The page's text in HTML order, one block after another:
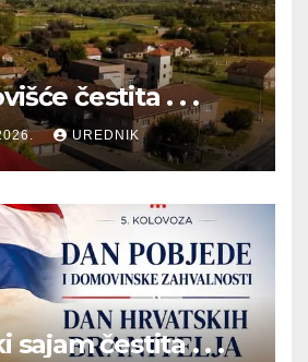
čestita . . .
UREDNIK
sajam čestita . . .